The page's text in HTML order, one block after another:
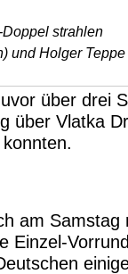
strahlen
und Holger Teppe
über drei
über Vlatka
am
Einzel-